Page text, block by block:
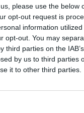
please use the below
opt-out request is
information
opt-out. You may
parties on the
by us to third parties
it to other third parties.